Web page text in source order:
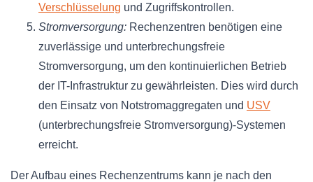
Verschlüsselung und Zugriffskontrollen.
Stromversorgung: Rechenzentren benötigen eine
zuverlässige und unterbrechungsfreie
Stromversorgung, um den kontinuierlichen Betrieb
der IT-Infrastruktur zu gewährleisten. Dies wird durch
den Einsatz von Notstromaggregaten und USV
(unterbrechungsfreie Stromversorgung)-Systemen
erreicht.
Der Aufbau eines Rechenzentrums kann je nach den